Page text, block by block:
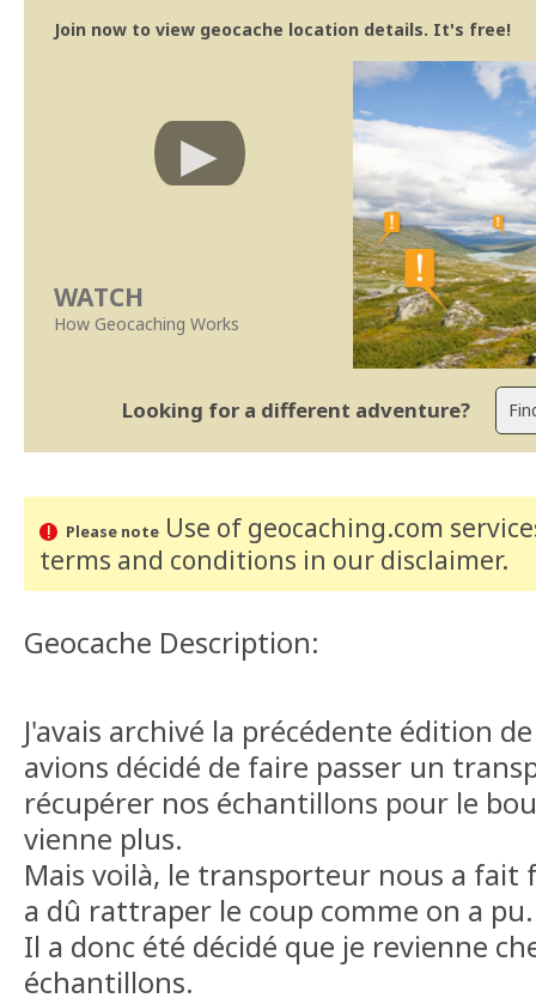
Join now to view geocache location details. It's free!
WATCH
How Geocaching Works
Looking for a different adventure?
Please noteUse of geocaching.com
terms and conditions in our disclaimer.
Geocache Description:
J'avais archivé la précédente édition
avions décidé de faire passer un
récupérer nos échantillons pour le
vienne plus.
Mais voilà, le transporteur nous a fait
a dû rattraper le coup comme on a pu.
Il a donc été décidé que je revienne
échantillons.